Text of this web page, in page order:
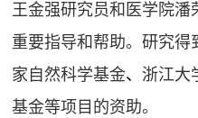
王金强研究员和医学院潘
重要指导和帮助。研究得
家自然科学基金、浙江大
基金等项目的资助。